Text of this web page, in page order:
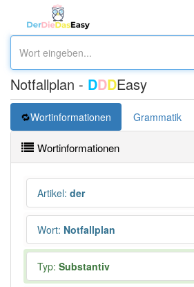
Notfallplan - DDDEasy
Wortinformationen Grammatik
Wortinformationen
Artikel: der
Wort: Notfallplan
Typ: Substantiv